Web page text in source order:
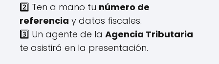
2️⃣ Ten a mano tu número de
referencia y datos fiscales.
3️⃣ Un agente de la Agencia Tributaria
te asistirá en la presentación.